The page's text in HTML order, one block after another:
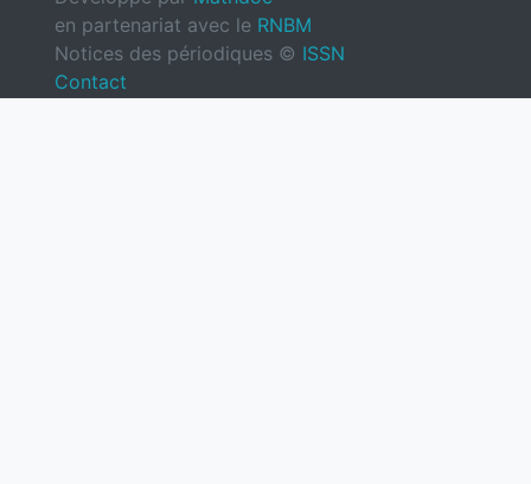
en partenariat avec le RNBM
Notices des périodiques © ISSN
Contact